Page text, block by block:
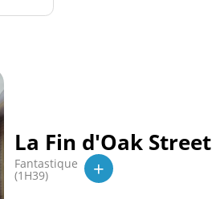
La Fin d'Oak Street
Fantastique
(1H39) +